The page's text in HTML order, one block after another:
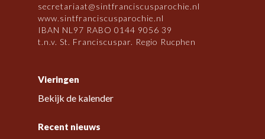
secretariaat@sintfranciscusparochie.nl
www.sintfranciscusparochie.nl
IBAN NL97 RABO 0144 9056 39
t.n.v. St. Franciscuspar. Regio Rucphen
Vieringen
Bekijk de kalender
Recent nieuws